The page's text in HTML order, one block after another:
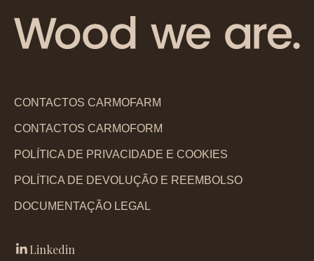
CONTACTOS CARMOFARM
CONTACTOS CARMOFORM
POLÍTICA DE PRIVACIDADE E COOKIES
POLÍTICA DE DEVOLUÇÃO E REEMBOLSO
DOCUMENTAÇÃO LEGAL
Linkedin